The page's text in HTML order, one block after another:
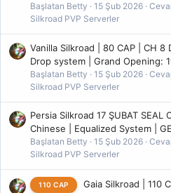
Başlatan Betty 15 Şub 2026
Silkroad PVP Serverler
Vanilla Silkroad | 80 CAP | CH 8
Drop system | Grand Opening:
Başlatan Betty 15 Şub 2026
Silkroad PVP Serverler
Persia Silkroad 17 ŞUBAT SEAL
Chinese | Equalized System |
Başlatan Betty 15 Şub 2026
Silkroad PVP Serverler
110 CAP
Gaia Silkroad | 110